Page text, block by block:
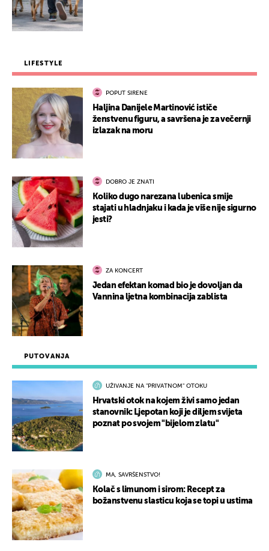
PUTOVANJA
UŽIVANJE NA "PRIVATNOM" OTOKU
Hrvatski otok na kojem živi samo jedan
stanovnik: Ljepotan koji je diljem svijeta
poznat po svojem "bijelom zlatu"
MA, SAVRŠENSTVO!
Kolač s limunom i sirom: Recept za
božanstvenu slasticu koja se topi u ustima
LIFESTYLE
POPUT SIRENE
Haljina Danijele Martinović ističe
ženstvenu figuru, a savršena je za večernji
izlazak na moru
DOBRO JE ZNATI
Koliko dugo narezana lubenica smije
stajati u hladnjaku i kada je više nije sigurno
jesti?
ZA KONCERT
Jedan efektan komad bio je dovoljan da
Vannina ljetna kombinacija zablista